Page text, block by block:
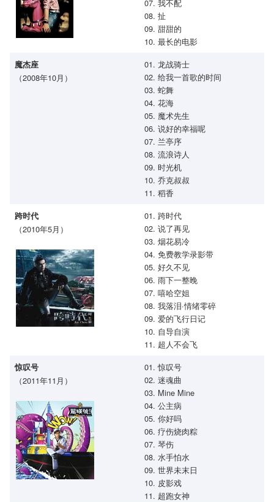
07. 我不配
08. 扯
09. 甜甜的
10. 最长的电影
魔杰座
（2008年10月）
01. 龙战骑士
02. 给我一首歌的时间
03. 蛇舞
04. 花海
05. 魔术先生
06. 说好的幸福呢
07. 兰亭序
08. 流浪诗人
09. 时光机
10. 乔克叔叔
11. 稻香
跨时代
（2010年5月）
01. 跨时代
02. 说了再见
03. 烟花易冷
04. 免费教学录影带
05. 好久不见
06. 雨下一整晚
07. 嘻哈空姐
08. 我落泪·情绪零碎
09. 爱的飞行日记
10. 自导自演
11. 超人不会飞
惊叹号
（2011年11月）
01. 惊叹号
02. 迷魂曲
03. Mine Mine
04. 公主病
05. 你好吗
06. 疗伤烧肉粽
07. 琴伤
08. 水手怕水
09. 世界未末日
10. 皮影戏
11. 超跑女神